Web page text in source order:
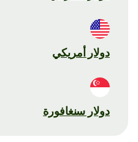
دولار أمريكي
دولار سنغافورة